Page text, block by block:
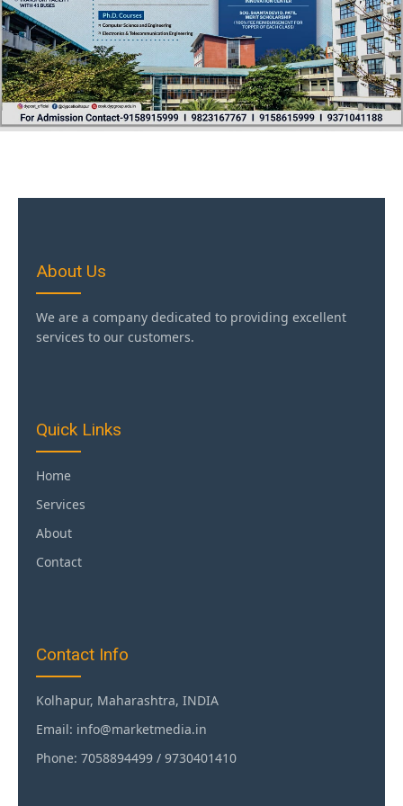
About Us
We are a company dedicated to providing excellent
services to our customers.
Quick Links
Home
Services
About
Contact
Contact Info
Kolhapur, Maharashtra, INDIA
Email: info@marketmedia.in
Phone: 7058894499 / 9730401410